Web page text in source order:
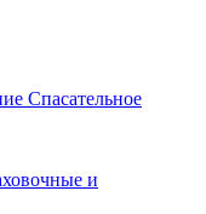
Спасательное
и